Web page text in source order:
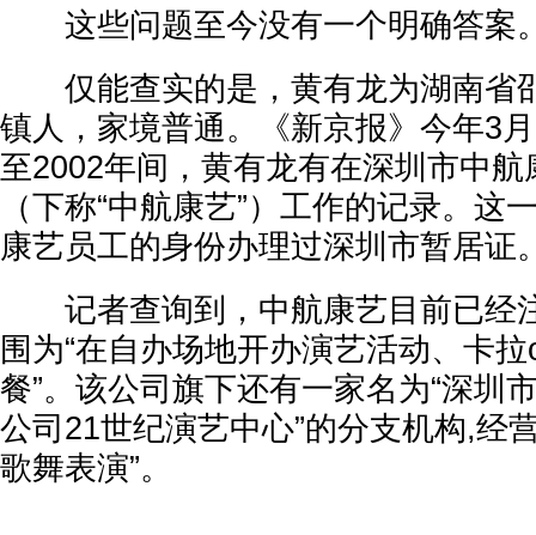
这些问题至今没有一个明确答案
仅能查实的是，黄有龙为湖南省
镇人，家境普通。《新京报》今年3
至2002年间，黄有龙有在深圳市中
（下称“中航康艺”）工作的记录。这
康艺员工的身份办理过深圳市暂居证
记者查询到，中航康艺目前已经
围为“在自办场地开办演艺活动、卡
餐”。该公司旗下还有一家名为“深圳
公司21世纪演艺中心”的分支机构,经
歌舞表演”。